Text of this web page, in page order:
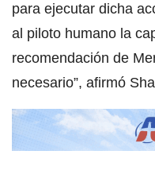
para ejecutar dicha
al piloto humano la
recomendación de
necesario”, afirmó